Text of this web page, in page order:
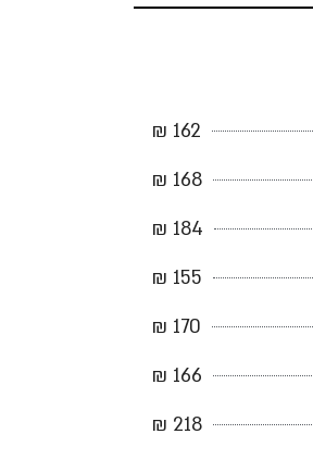
162 ₪
168 ₪
184 ₪
155 ₪
170 ₪
166 ₪
218 ₪